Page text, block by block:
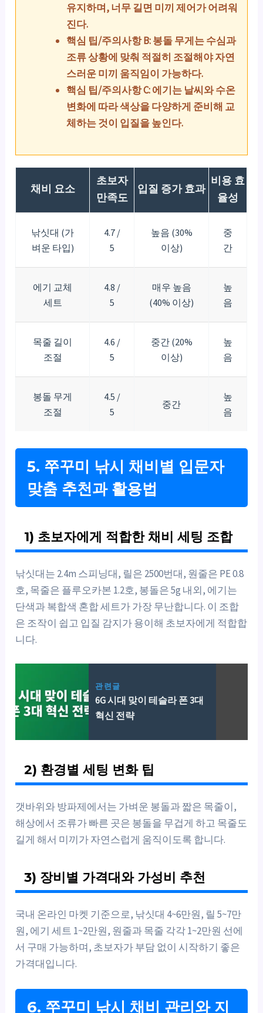
유지하며, 너무 길면 미끼 제어가 어려워
진다.
핵심 팁/주의사항 B: 봉돌 무게는 수심과
조류 상황에 맞춰 적절히 조절해야 자연
스러운 미끼 움직임이 가능하다.
핵심 팁/주의사항 C: 에기는 날씨와 수온
변화에 따라 색상을 다양하게 준비해 교
체하는 것이 입질을 높인다.
채비 요소
초보자
만족도
입질 증가 효과
비용 효
율성
낚싯대 (가
벼운 타입)
4.7 /
5
높음 (30%
이상)
중
간
에기 교체
세트
4.8 /
5
매우 높음
(40% 이상)
높
음
목줄 길이
조절
4.6 /
5
중간 (20%
이상)
높
음
봉돌 무게
조절
4.5 /
5
중간
높
음
5. 쭈꾸미 낚시 채비별 입문자
맞춤 추천과 활용법
1) 초보자에게 적합한 채비 세팅 조합
낚싯대는 2.4m 스피닝대, 릴은 2500번대, 원줄은 PE 0.8
호, 목줄은 플루오카본 1.2호, 봉돌은 5g 내외, 에기는
단색과 복합색 혼합 세트가 가장 무난합니다. 이 조합
은 조작이 쉽고 입질 감지가 용이해 초보자에게 적합합
니다.
관련글
6G 시대 맞이 테슬라 폰 3대
혁신 전략
2) 환경별 세팅 변화 팁
갯바위와 방파제에서는 가벼운 봉돌과 짧은 목줄이,
해상에서 조류가 빠른 곳은 봉돌을 무겁게 하고 목줄도
길게 해서 미끼가 자연스럽게 움직이도록 합니다.
3) 장비별 가격대와 가성비 추천
국내 온라인 마켓 기준으로, 낚싯대 4~6만원, 릴 5~7만
원, 에기 세트 1~2만원, 원줄과 목줄 각각 1~2만원 선에
서 구매 가능하며, 초보자가 부담 없이 시작하기 좋은
가격대입니다.
6. 쭈꾸미 낚시 채비 관리와 지